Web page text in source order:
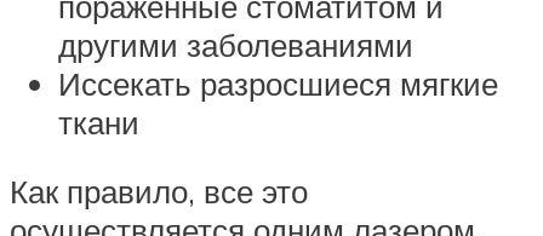
другими заболеваниями
Иссекать разросшиеся мягкие
ткани
Как правило, все это